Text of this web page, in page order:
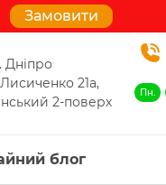
Замовити
Дніпро
21а,
2-поверх
Пн.
блог